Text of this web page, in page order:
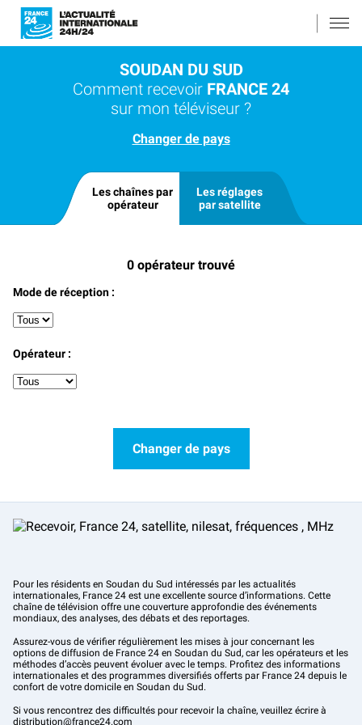
SOUDAN DU SUD
Comment recevoir FRANCE 24
sur mon téléviseur ?
Changer de pays
Les chaînes par
opérateur
Les réglages
par satellite
0 opérateur trouvé
Mode de réception :
Opérateur :
Changer de pays
Pour les résidents en Soudan du Sud intéressés par les actualités
internationales, France 24 est une excellente source d’informations. Cette
chaîne de télévision offre une couverture approfondie des événements
mondiaux, des analyses, des débats et des reportages.
Assurez-vous de vérifier régulièrement les mises à jour concernant les
options de diffusion de France 24 en Soudan du Sud, car les opérateurs et les
méthodes d’accès peuvent évoluer avec le temps. Profitez des informations
internationales et des programmes diversifiés offerts par France 24 depuis le
confort de votre domicile en Soudan du Sud.
Si vous rencontrez des difficultés pour recevoir la chaîne, veuillez écrire à
distribution@france24.com